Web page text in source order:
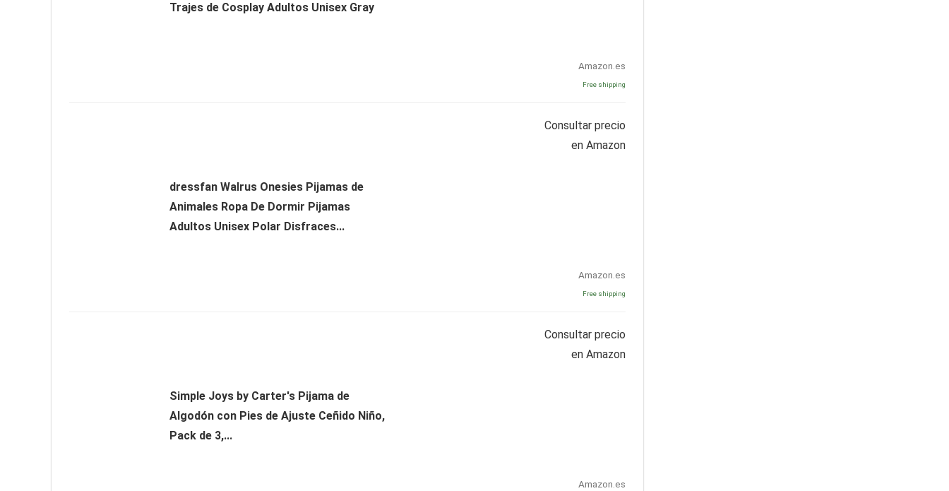
Trajes de Cosplay Adultos Unisex Gray
Amazon.es
Free shipping
dressfan Walrus Onesies Pijamas de
Animales Ropa De Dormir Pijamas
Adultos Unisex Polar Disfraces...
Consultar precio
en Amazon
Amazon.es
Free shipping
Simple Joys by Carter's Pijama de
Algodón con Pies de Ajuste Ceñido Niño,
Pack de 3,...
Consultar precio
en Amazon
Amazon.es